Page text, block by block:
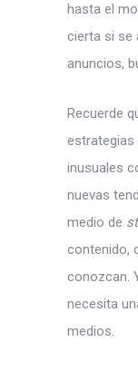
hasta el
cierta si se
anuncios,
Recuerde
estrategias
inusuales
nuevas
medio de
contenido,
conozcan.
necesita
medios.